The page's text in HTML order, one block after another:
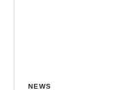
NEWS